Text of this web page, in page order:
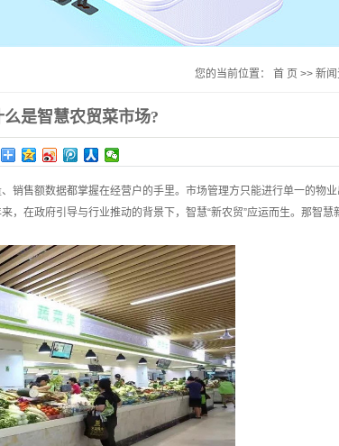
您的当前位置： 首 页 >> 新
是智慧农贸菜市场?
售额数据都掌握在经营户的手里。市场管理方只能进行单一的物业
在政府引导与行业推动的背景下，智慧“新农贸”应运而生。那智慧